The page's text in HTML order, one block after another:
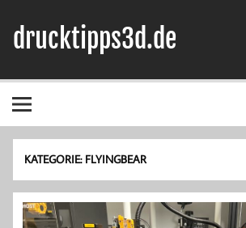
springen
drucktipps3d.de
KATEGORIE: FLYINGBEAR